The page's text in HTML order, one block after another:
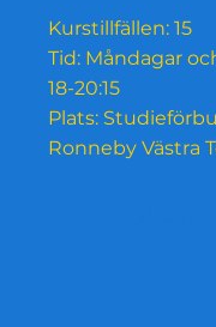
Kurstillfällen: 15
Tid: Måndagar
18-20:15
Plats:
Ronneby Västra